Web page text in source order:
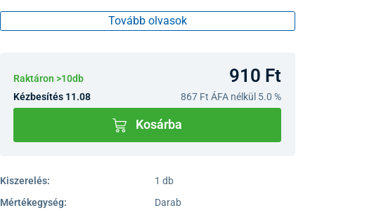
Tovább olvasok
Raktáron >10db 910 Ft
Kézbesítés 11.08 867 Ft ÁFA nélkül 5.0 %
Kosárba
Kiszerelés:
1 db
Mértékegység:
Darab